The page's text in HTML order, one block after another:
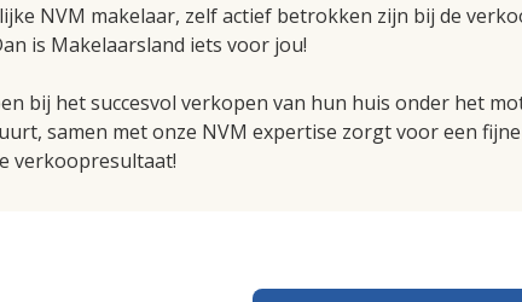
NVM makelaar, zelf actief betrokken zijn bij de
is Makelaarsland iets voor jou!
bij het succesvol verkopen van hun huis onder het
samen met onze NVM expertise zorgt voor een fijne
verkoopresultaat!